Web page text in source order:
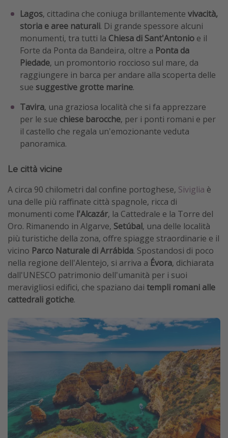
Lagos, cittadina che coniuga brillantemente vivacità,
storia e aree naturali. Di grande spessore alcuni
monumenti, tra tutti la Chiesa di Sant'Antonio e il
Forte da Ponta da Bandeira, oltre a Ponta da
Piedade, un promontorio roccioso sul mare, da
raggiungere in barca per andare alla scoperta delle
sue suggestive grotte marine.
Tavira, una graziosa località che si fa apprezzare
per le sue chiese barocche, per i ponti romani e per
il castello che regala un'emozionante veduta
panoramica.
Le città vicine
A circa 90 chilometri dal confine portoghese, Siviglia è
una delle più raffinate città spagnole, ricca di
monumenti come l'Alcazár, la Cattedrale e la Torre del
Oro. Rimanendo in Algarve, Setúbal, una delle località
più turistiche della zona, offre spiagge straordinarie e il
vicino Parco Naturale di Arrábida. Spostandosi di poco
nella regione dell'Alentejo, si arriva a Évora, dichiarata
dall'UNESCO patrimonio dell'umanità per i suoi
meravigliosi edifici, che spaziano dai templi romani alle
cattedrali gotiche.